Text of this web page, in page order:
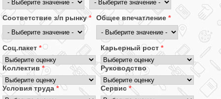
Соответствие з/п рынку* Общее впечатление *
Соц.пакет * Карьерный рост *
Коллектив * Руководство
Условия труда * Сервис *